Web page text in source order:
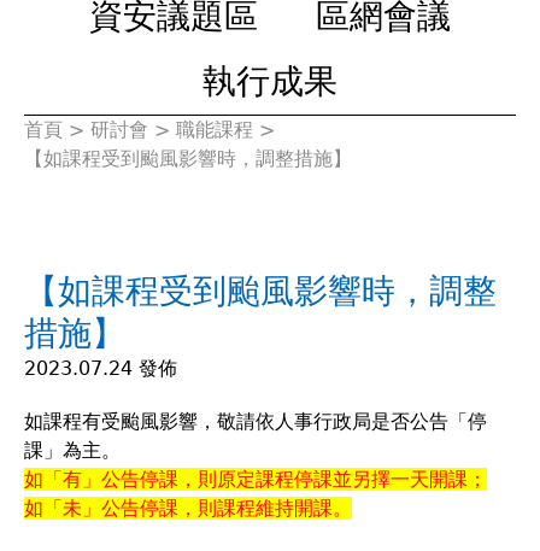
資安議題區
區網會議
執行成果
您
裡
首頁 > 研討會 > 職能課程 >
【如課程受到颱風影響時，調整措施】
【如課程受到颱風影響時，調整
措施】
2023.07.24 發佈
如課程有受颱風影響，敬請依人事行政局是否公告「停
課」為主。
如「有」公告停課，則原定課程停課並另擇一天開課；
如「未」公告停課，則課程維持開課。